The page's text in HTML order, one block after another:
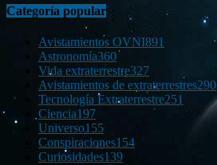
Categoría popular
Avistamientos OVNI891
Astronomía360
Vida extraterrestre327
Avistamientos de extraterrestres290
Tecnología Extraterrestre251
Ciencia197
Universo155
Conspiraciones154
Curiosidades139